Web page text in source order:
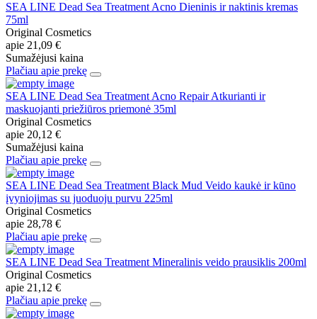
SEA LINE Dead Sea Treatment Acno Dieninis ir naktinis kremas
75ml
Original Cosmetics
apie 21,09 €
Sumažėjusi kaina
Plačiau apie prekę
SEA LINE Dead Sea Treatment Acno Repair Atkurianti ir
maskuojanti priežiūros priemonė 35ml
Original Cosmetics
apie 20,12 €
Sumažėjusi kaina
Plačiau apie prekę
SEA LINE Dead Sea Treatment Black Mud Veido kaukė ir kūno
įvyniojimas su juoduoju purvu 225ml
Original Cosmetics
apie 28,78 €
Plačiau apie prekę
SEA LINE Dead Sea Treatment Mineralinis veido prausiklis 200ml
Original Cosmetics
apie 21,12 €
Plačiau apie prekę